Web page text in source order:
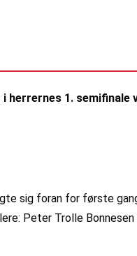
1. semifinale
sig foran for første
Peter Trolle Bonnesen